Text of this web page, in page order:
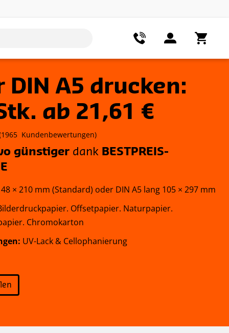
DIN A5 drucken:
ab 21,61 €
1965 Kundenbewertungen)
günstiger dank BESTPREIS-
× 210 mm (Standard) oder DIN A5 lang 105 × 297 mm
Offsetpapier. Naturpapier.
Chromokarton
UV-Lack & Cellophanierung